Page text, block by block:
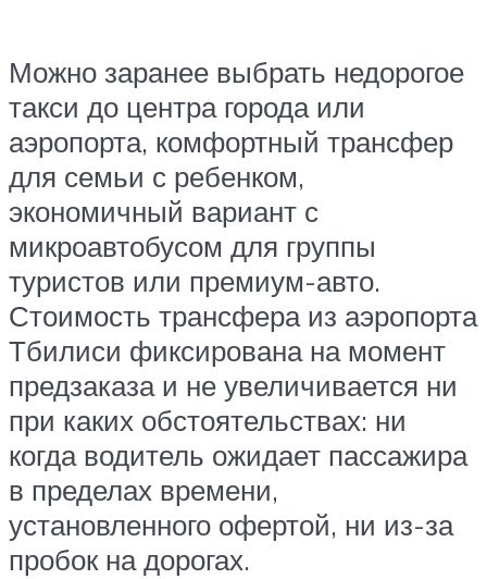
Можно заранее выбрать недорогое
такси до центра города или
аэропорта, комфортный трансфер
для семьи с ребенком,
экономичный вариант с
микроавтобусом для группы
туристов или премиум-авто.
Стоимость трансфера из аэропорта
Тбилиси фиксирована на момент
предзаказа и не увеличивается ни
при каких обстоятельствах: ни
когда водитель ожидает пассажира
в пределах времени,
установленного офертой, ни из-за
пробок на дорогах.